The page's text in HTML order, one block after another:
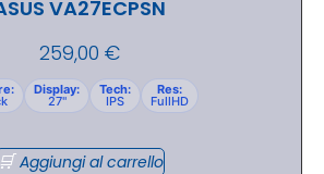
VA27ECPSN
259,00 €
Display:
27"
Tech:
IPS
Res:
FullHD
Aggiungi al carrello